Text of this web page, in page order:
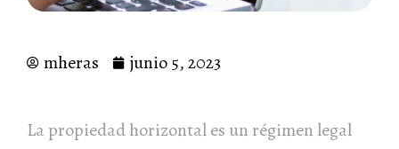
mheras junio 5, 2023
La propiedad horizontal es un régimen legal